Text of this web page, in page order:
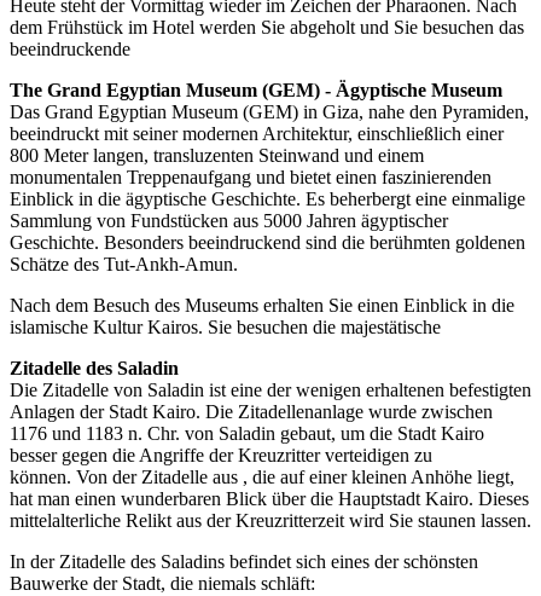
Heute steht der Vormittag wieder im Zeichen der Pharaonen. Nach
dem Frühstück im Hotel werden Sie abgeholt und Sie besuchen das
beeindruckende
The Grand Egyptian Museum (GEM) - Ägyptische Museum
Das Grand Egyptian Museum (GEM) in Giza, nahe den Pyramiden,
beeindruckt mit seiner modernen Architektur, einschließlich einer
800 Meter langen, transluzenten Steinwand und einem
monumentalen Treppenaufgang und bietet einen faszinierenden
Einblick in die ägyptische Geschichte. Es beherbergt eine einmalige
Sammlung von Fundstücken aus 5000 Jahren ägyptischer
Geschichte. Besonders beeindruckend sind die berühmten goldenen
Schätze des Tut-Ankh-Amun.
Nach dem Besuch des Museums erhalten Sie einen Einblick in die
islamische Kultur Kairos. Sie besuchen die majestätische
Zitadelle des Saladin
Die Zitadelle von Saladin ist eine der wenigen erhaltenen befestigten
Anlagen der Stadt Kairo. Die Zitadellenanlage wurde zwischen
1176 und 1183 n. Chr. von Saladin gebaut, um die Stadt Kairo
besser gegen die Angriffe der Kreuzritter verteidigen zu
können. Von der Zitadelle aus , die auf einer kleinen Anhöhe liegt,
hat man einen wunderbaren Blick über die Hauptstadt Kairo. Dieses
mittelalterliche Relikt aus der Kreuzritterzeit wird Sie staunen lassen.
In der Zitadelle des Saladins befindet sich eines der schönsten
Bauwerke der Stadt, die niemals schläft: